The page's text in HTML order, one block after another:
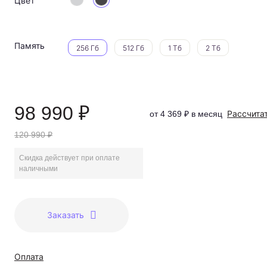
Память 256 Гб 512 Гб 1 Тб 2 Тб
98 990 ₽
120 990 ₽
от 4 369 ₽ в месяц
Скидка действует при оплате
наличными
Заказать
Оплата